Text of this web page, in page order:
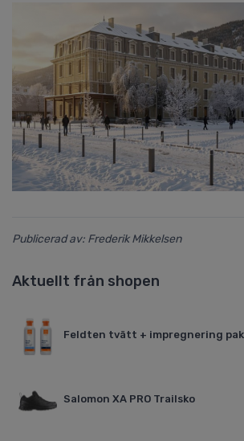
Publicerad av: Frederik Mikkelsen
Aktuellt från shopen
Feldten tvätt + impregnering
Salomon XA PRO Trailsko